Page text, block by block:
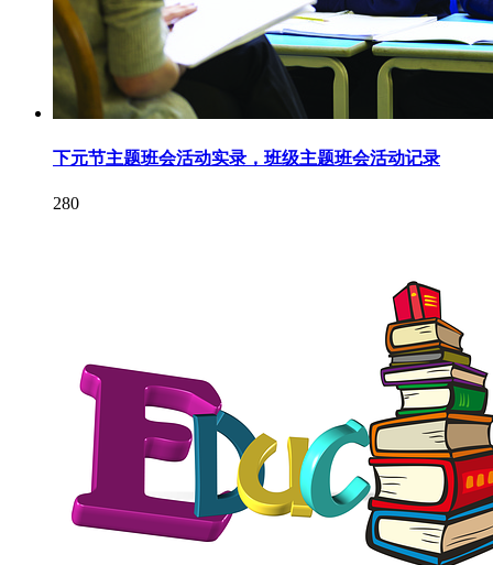
下元节主题班会活动实录，班级主题班会活动记录
280